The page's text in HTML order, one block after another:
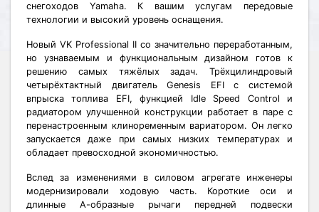
снегоходов Yamaha. К вашим услугам передовые
технологии и высокий уровень оснащения.
Новый VK Professional II со значительно переработанным,
но узнаваемым и функциональным дизайном готов к
решению самых тяжёлых задач. Трёхцилиндровый
четырёхтактный двигатель Genesis EFI c системой
впрыска топлива EFI, функцией Idle Speed Control и
радиатором улучшенной конструкции работает в паре с
перенастроенным клиноременным вариатором. Он легко
запускается даже при самых низких температурах и
обладает превосходной экономичностью.
Вслед за изменениями в силовом агрегате инженеры
модернизировали ходовую часть. Короткие оси и
длинные А-образные рычаги передней подвески